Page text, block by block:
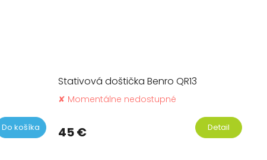
Do košíka
Stativová doštička Benro QR13
✘ Momentálne nedostupné
45 € Detail